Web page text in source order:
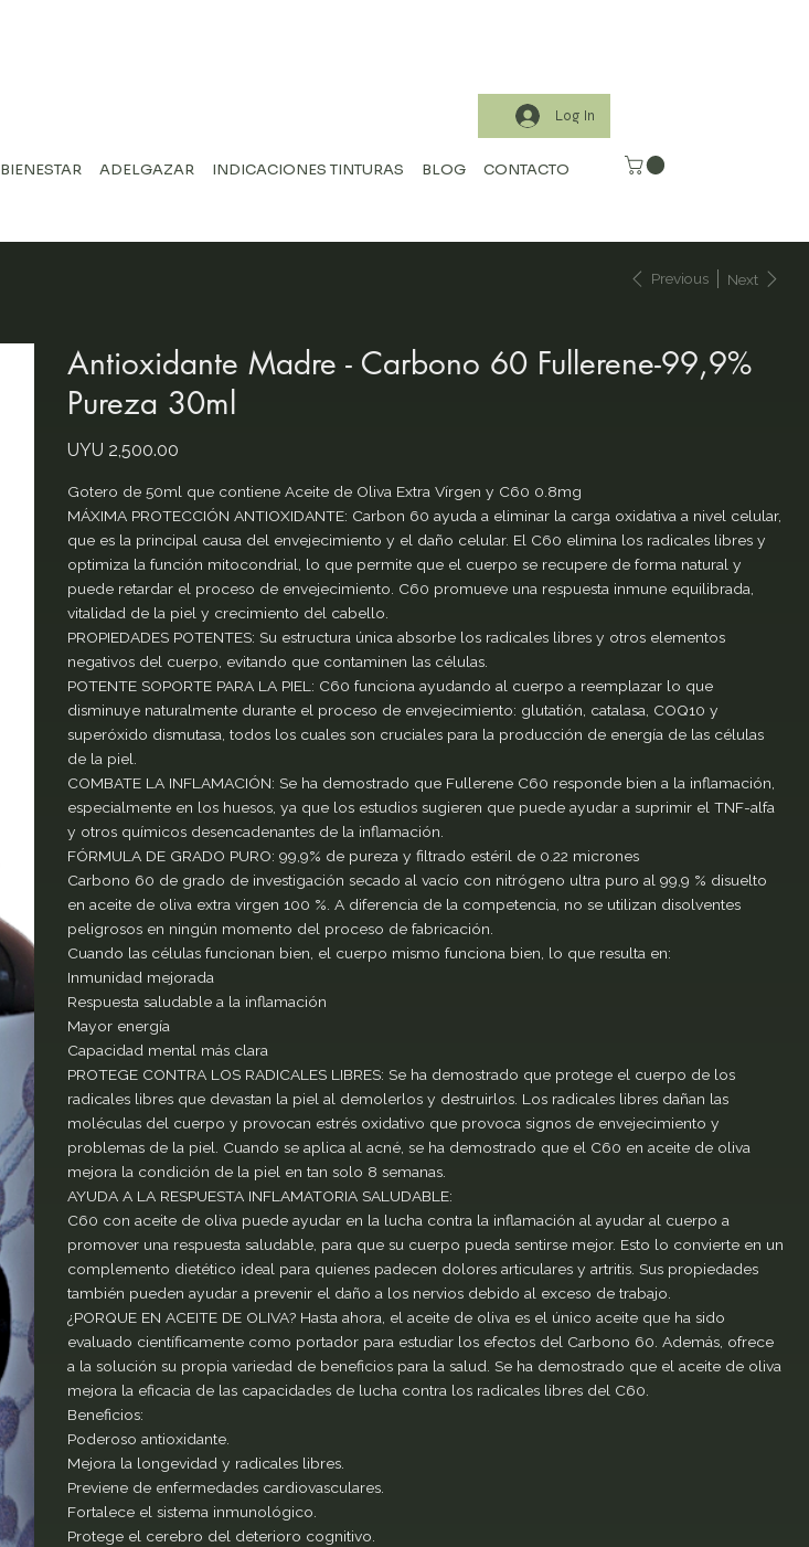
Log In
BIENESTAR ADELGAZAR INDICACIONES TINTURAS BLOG CONTACTO
Previous Next
Antioxidante Madre - Carbono 60 Fullerene-99,9%
Pureza 30ml
Price
UYU 2,500.00
Gotero de 50ml que contiene Aceite de Oliva Extra Vírgen y C60 0.8mg
MÁXIMA PROTECCIÓN ANTIOXIDANTE: Carbon 60 ayuda a eliminar la carga oxidativa a nivel celular,
que es la principal causa del envejecimiento y el daño celular. El C60 elimina los radicales libres y
optimiza la función mitocondrial, lo que permite que el cuerpo se recupere de forma natural y
puede retardar el proceso de envejecimiento. C60 promueve una respuesta inmune equilibrada,
vitalidad de la piel y crecimiento del cabello.
PROPIEDADES POTENTES: Su estructura única absorbe los radicales libres y otros elementos
negativos del cuerpo, evitando que contaminen las células.
POTENTE SOPORTE PARA LA PIEL: C60 funciona ayudando al cuerpo a reemplazar lo que
disminuye naturalmente durante el proceso de envejecimiento: glutatión, catalasa, COQ10 y
superóxido dismutasa, todos los cuales son cruciales para la producción de energía de las células
de la piel.
COMBATE LA INFLAMACIÓN: Se ha demostrado que Fullerene C60 responde bien a la inflamación,
especialmente en los huesos, ya que los estudios sugieren que puede ayudar a suprimir el TNF-alfa
y otros químicos desencadenantes de la inflamación.
FÓRMULA DE GRADO PURO: 99,9% de pureza y filtrado estéril de 0.22 micrones
Carbono 60 de grado de investigación secado al vacío con nitrógeno ultra puro al 99,9 % disuelto
en aceite de oliva extra virgen 100 %. A diferencia de la competencia, no se utilizan disolventes
peligrosos en ningún momento del proceso de fabricación.
Cuando las células funcionan bien, el cuerpo mismo funciona bien, lo que resulta en:
Inmunidad mejorada
Respuesta saludable a la inflamación
Mayor energía
Capacidad mental más clara
PROTEGE CONTRA LOS RADICALES LIBRES: Se ha demostrado que protege el cuerpo de los
radicales libres que devastan la piel al demolerlos y destruirlos. Los radicales libres dañan las
moléculas del cuerpo y provocan estrés oxidativo que provoca signos de envejecimiento y
problemas de la piel. Cuando se aplica al acné, se ha demostrado que el C60 en aceite de oliva
mejora la condición de la piel en tan solo 8 semanas.
AYUDA A LA RESPUESTA INFLAMATORIA SALUDABLE:
C60 con aceite de oliva puede ayudar en la lucha contra la inflamación al ayudar al cuerpo a
promover una respuesta saludable, para que su cuerpo pueda sentirse mejor. Esto lo convierte en un
complemento dietético ideal para quienes padecen dolores articulares y artritis. Sus propiedades
también pueden ayudar a prevenir el daño a los nervios debido al exceso de trabajo.
¿PORQUE EN ACEITE DE OLIVA? Hasta ahora, el aceite de oliva es el único aceite que ha sido
evaluado científicamente como portador para estudiar los efectos del Carbono 60. Además, ofrece
a la solución su propia variedad de beneficios para la salud. Se ha demostrado que el aceite de oliva
mejora la eficacia de las capacidades de lucha contra los radicales libres del C60.
Beneficios:
Poderoso antioxidante.
Mejora la longevidad y radicales libres.
Previene de enfermedades cardiovasculares.
Fortalece el sistema inmunológico.
Protege el cerebro del deterioro cognitivo.